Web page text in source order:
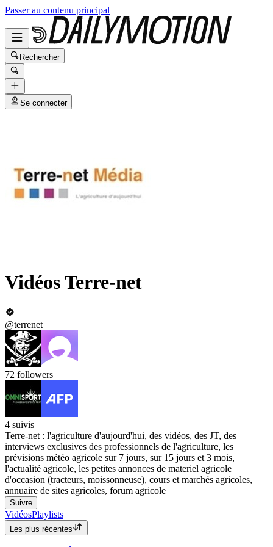
Passer au contenu principal
Rechercher
Se connecter
Vidéos Terre-net
@terrenet
72 followers
4 suivis
Terre-net : l'agriculture d'aujourd'hui, des vidéos, des JT, des
interviews exclusives des professionnels de l'agriculture, les
prévisions météo agricole sur 7 jours, sur 15 jours et 3 mois,
l'actualité agricole, les petites annonces de materiel agricole
d'occasion (tracteurs, moissonneuse), cours et marchés agricoles,
annuaire de sites agricoles, forum agricole
Suivre
VidéosPlaylists
Les plus récentes